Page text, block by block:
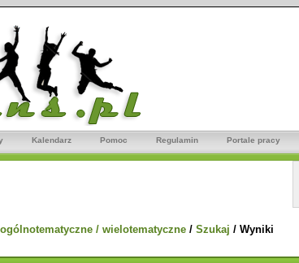
Kalendarz Pomoc Regulamin Portale pracy
/ wielotematyczne / Szukaj / Wyniki